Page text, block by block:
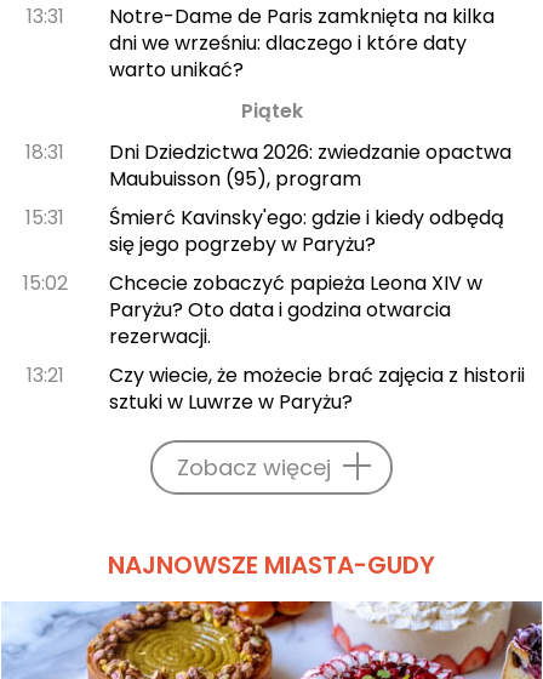
13:31
Notre-Dame de Paris zamknięta na kilka
dni we wrześniu: dlaczego i które daty
warto unikać?
Piątek
18:31
Dni Dziedzictwa 2026: zwiedzanie opactwa
Maubuisson (95), program
15:31
Śmierć Kavinsky'ego: gdzie i kiedy odbędą
się jego pogrzeby w Paryżu?
15:02
Chcecie zobaczyć papieża Leona XIV w
Paryżu? Oto data i godzina otwarcia
rezerwacji.
13:21
Czy wiecie, że możecie brać zajęcia z historii
sztuki w Luwrze w Paryżu?
Zobacz więcej
NAJNOWSZE MIASTA-GUDY